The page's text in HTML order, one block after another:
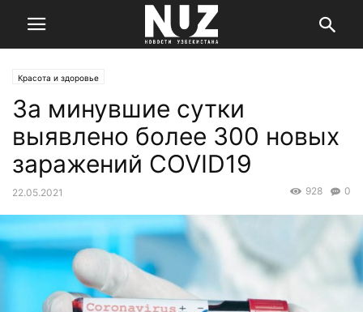
Красота и здоровье
За минувшие сутки
выявлено более 300 новых
заражений COVID19
22.05.2021 0
928